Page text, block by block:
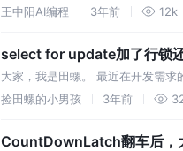
能我们也要从多方面考虑缓存问题。
王中阳AI编程 3年前 12k
select for update加了行锁
大家，我是田螺。 最近在开发需
全表呢？本文田螺哥将通过9个实验
捡田螺的小男孩 3年前
CountDownLatch翻车后，